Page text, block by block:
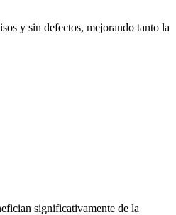
y sin defectos, mejorando tanto la
significativamente de la